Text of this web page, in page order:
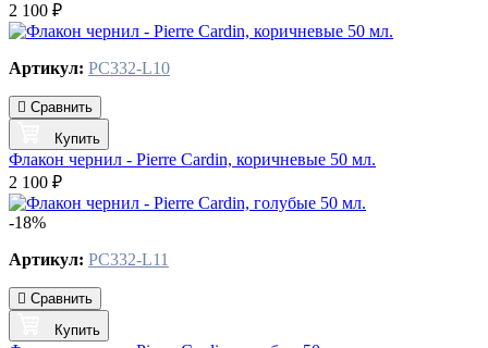
2 100 ₽
Артикул: PC332-L10
Сравнить
Купить
Флакон чернил - Pierre Cardin, коричневые 50 мл.
2 100 ₽
-18%
Артикул: PC332-L11
Сравнить
Купить